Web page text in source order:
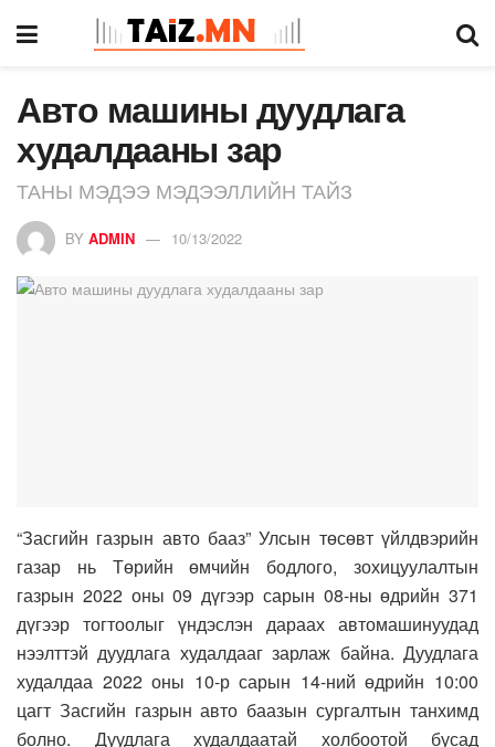
Авто машины дуудлага
худалдааны зар
ТАНЫ МЭДЭЭ МЭДЭЭЛЛИЙН ТАЙЗ
BY ADMIN 10/13/2022
“Засгийн газрын авто бааз” Улсын төсөвт үйлдвэрийн
газар нь Төрийн өмчийн бодлого, зохицуулалтын
газрын 2022 оны 09 дүгээр сарын 08-ны өдрийн 371
дүгээр тогтоолыг үндэслэн дараах автомашинуудад
нээлттэй дуудлага худалдааг зарлаж байна. Дуудлага
худалдаа 2022 оны 10-р сарын 14-ний өдрийн 10:00
цагт Засгийн газрын авто баазын сургалтын танхимд
болно. Дуудлага худалдаатай холбоотой бусад